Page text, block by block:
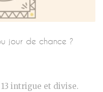
jour de chance ?
intrigue et divise.